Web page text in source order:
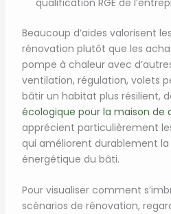
Beaucoup d’aides valorisent les
rénovation plutôt que les
pompe à chaleur avec
ventilation, régulation, volets
bâtir un habitat plus résilient,
écologique pour la maison de
apprécient particulièrement
qui améliorent durablement
énergétique du bâti.
Pour visualiser comment
scénarios de rénovation,